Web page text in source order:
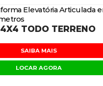
Elevatória Articulada
TODO TERRENO
SAIBA MAIS
LOCAR AGORA